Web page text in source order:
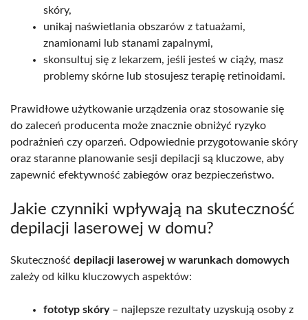
skóry,
unikaj naświetlania obszarów z tatuażami,
znamionami lub stanami zapalnymi,
skonsultuj się z lekarzem, jeśli jesteś w ciąży, masz
problemy skórne lub stosujesz terapię retinoidami.
Prawidłowe użytkowanie urządzenia oraz stosowanie się
do zaleceń producenta może znacznie obniżyć ryzyko
podrażnień czy oparzeń. Odpowiednie przygotowanie skóry
oraz staranne planowanie sesji depilacji są kluczowe, aby
zapewnić efektywność zabiegów oraz bezpieczeństwo.
Jakie czynniki wpływają na skuteczność
depilacji laserowej w domu?
Skuteczność depilacji laserowej w warunkach domowych
zależy od kilku kluczowych aspektów:
fototyp skóry– najlepsze rezultaty uzyskują osoby z